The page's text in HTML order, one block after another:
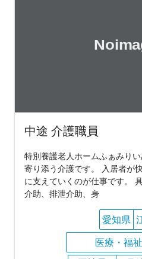
中途 介護職員
特別養護老人ホームふぁみり
寄り添う介護です。 入居者が
に支えていくのが仕事です。
介助、排泄介助、身
愛知県
医療・福